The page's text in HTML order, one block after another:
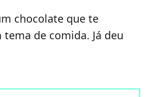
chocolate que te
de comida. Já deu